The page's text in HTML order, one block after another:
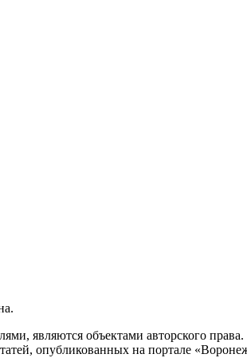
являются объектами авторского
опубликованных на портале